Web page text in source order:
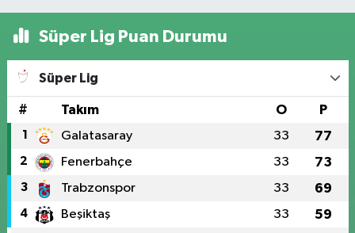
Süper Lig Puan Durumu
Süper Lig
# Takım O P
1 Galatasaray 33 77
2 Fenerbahçe 33 73
3 Trabzonspor 33 69
4 Beşiktaş 33 59